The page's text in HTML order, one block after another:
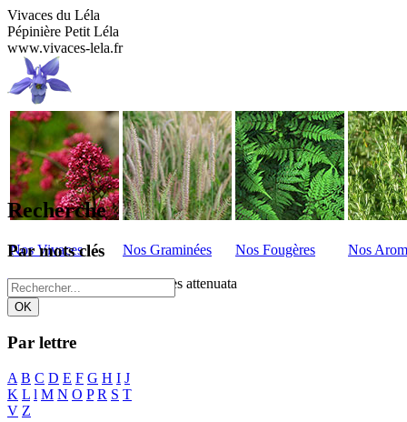
Vivaces du Léla
Pépinière Petit Léla
www.vivaces-lela.fr
Nos Vivaces Nos Graminées Nos Fougères Nos
Vivaces - Liste>Strobilanthes attenuata
Recherche
Par mots clés
Par lettre
A B C D E F G H I J
K L l M N O P R S T
V Z